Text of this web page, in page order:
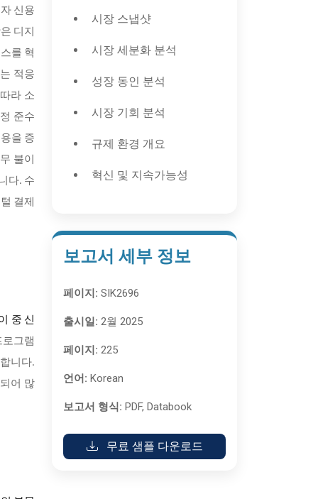
신용
디지
를 혁
적응
라 소
준수
을 증
불이
다. 수
결제
중 신
로그램
니다.
어 많
시장 스냅샷
시장 세분화 분석
성장 동인 분석
시장 기회 분석
규제 환경 개요
혁신 및 지속가능성
보고서 세부 정보
페이지: SIK2696
출시일: 2월 2025
페이지: 225
언어: Korean
보고서 형식: PDF, Databook
무료 샘플 다운로드